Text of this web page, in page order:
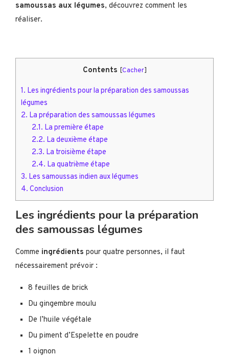
samoussas aux légumes, découvrez comment les
réaliser.
Contents [Cacher]
1. Les ingrédients pour la préparation des samoussas
légumes
2. La préparation des samoussas légumes
2.1. La première étape
2.2. La deuxième étape
2.3. La troisième étape
2.4. La quatrième étape
3. Les samoussas indien aux légumes
4. Conclusion
Les ingrédients pour la préparation
des samoussas légumes
Comme ingrédients pour quatre personnes, il faut
nécessairement prévoir :
8 feuilles de brick
Du gingembre moulu
De l’huile végétale
Du piment d’Espelette en poudre
1 oignon